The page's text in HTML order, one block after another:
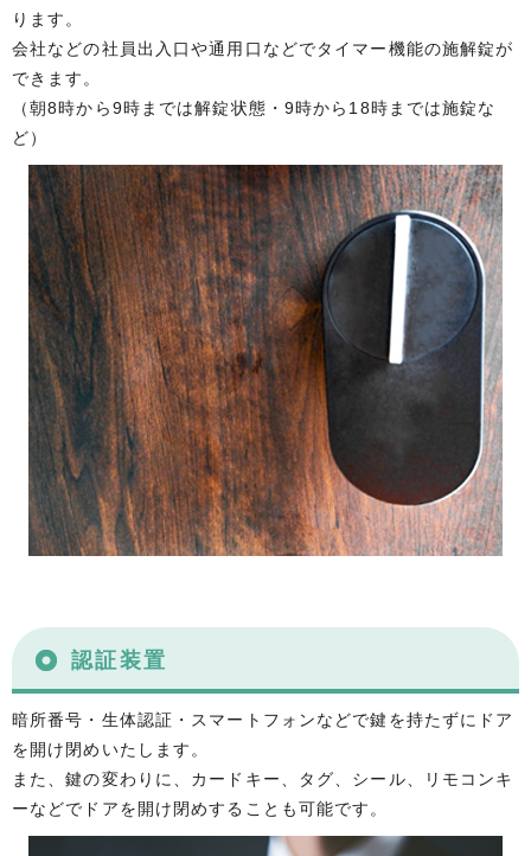
ります。
会社などの社員出入口や通用口などでタイマー機能の施解錠が
できます。
（朝8時から9時までは解錠状態・9時から18時までは施錠な
ど）
認証装置
暗所番号・生体認証・スマートフォンなどで鍵を持たずにドア
を開け閉めいたします。
また、鍵の変わりに、カードキー、タグ、シール、リモコンキ
ーなどでドアを開け閉めすることも可能です。